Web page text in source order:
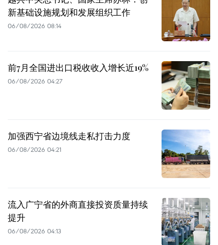
新基础设施规划和发展组织工作
06/08/2026 08:14
前7月全国进出口税收收入增长近19%
06/08/2026 04:27
加强西宁省边境线走私打击力度
06/08/2026 04:21
流入广宁省的外商直接投资质量持续
提升
06/08/2026 04:13